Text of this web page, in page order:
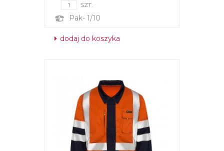
SZT.
Pak- 1/10
dodaj do koszyka